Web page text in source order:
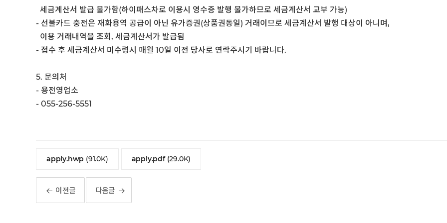
세금계산서 발급 불가함(하이패스차로 이용시 영수증 발행 불가하므로 세금계산서 교부 가능)
- 선불카드 충전은 재화용역 공급이 아닌 유가증권(상품권동일) 거래이므로 세금계산서 발행 대상이 아니며,
이용 거래내역을 조회, 세금계산서가 발급됨
- 접수 후 세금계산서 미수령시 매월 10일 이전 당사로 연락주시기 바랍니다.
5. 문의처
- 용전영업소
- 055-256-5551
apply.hwp (91.0K) apply.pdf(29.0K)
이전글 다음글